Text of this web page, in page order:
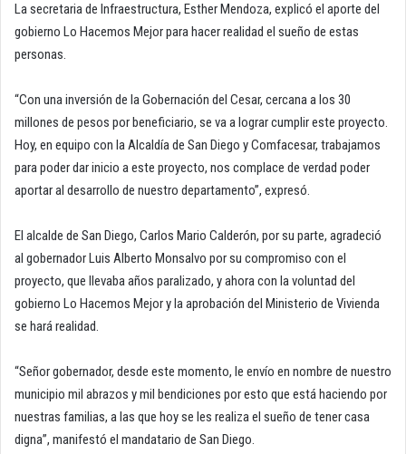
La secretaria de Infraestructura, Esther Mendoza, explicó el aporte del
gobierno Lo Hacemos Mejor para hacer realidad el sueño de estas
personas.
“Con una inversión de la Gobernación del Cesar, cercana a los 30
millones de pesos por beneficiario, se va a lograr cumplir este proyecto.
Hoy, en equipo con la Alcaldía de San Diego y Comfacesar, trabajamos
para poder dar inicio a este proyecto, nos complace de verdad poder
aportar al desarrollo de nuestro departamento”, expresó.
El alcalde de San Diego, Carlos Mario Calderón, por su parte, agradeció
al gobernador Luis Alberto Monsalvo por su compromiso con el
proyecto, que llevaba años paralizado, y ahora con la voluntad del
gobierno Lo Hacemos Mejor y la aprobación del Ministerio de Vivienda
se hará realidad.
“Señor gobernador, desde este momento, le envío en nombre de nuestro
municipio mil abrazos y mil bendiciones por esto que está haciendo por
nuestras familias, a las que hoy se les realiza el sueño de tener casa
digna”, manifestó el mandatario de San Diego.